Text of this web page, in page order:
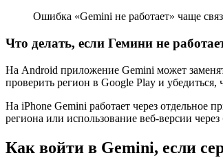
Ошибка «Gemini не работает» чаще
Что делать, если Гемини не
На Android приложение Gemini может
проверить регион в Google Play и
На iPhone Gemini работает через отдельное
региона или использование веб-версии через
Как войти в Gemini, если